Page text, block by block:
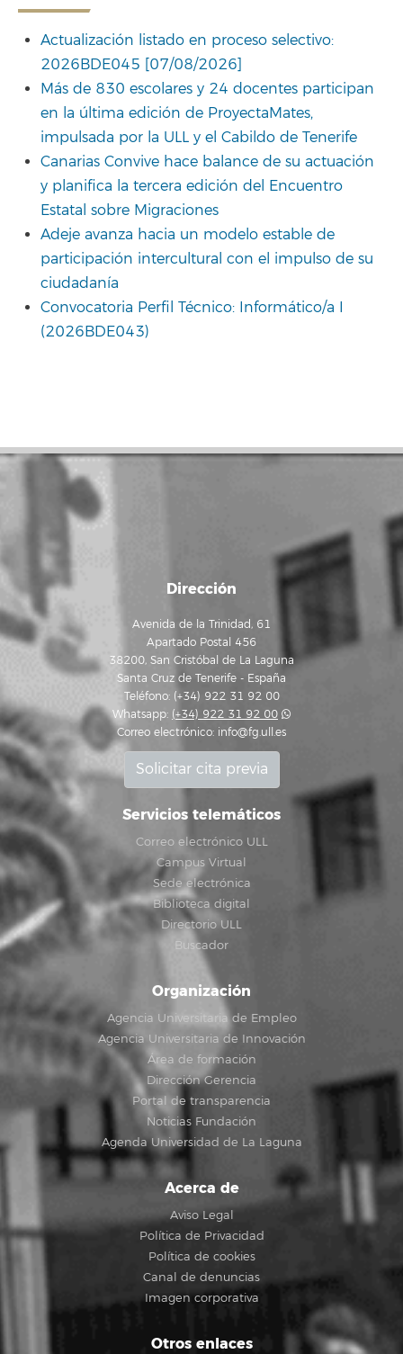
Actualización listado en proceso selectivo:
2026BDE045 [07/08/2026]
Más de 830 escolares y 24 docentes participan
en la última edición de ProyectaMates,
impulsada por la ULL y el Cabildo de Tenerife
Canarias Convive hace balance de su actuación
y planifica la tercera edición del Encuentro
Estatal sobre Migraciones
Adeje avanza hacia un modelo estable de
participación intercultural con el impulso de su
ciudadanía
Convocatoria Perfil Técnico: Informático/a I
(2026BDE043)
Dirección
Avenida de la Trinidad, 61
Apartado Postal 456
38200, San Cristóbal de La Laguna
Santa Cruz de Tenerife - España
Teléfono: (+34) 922 31 92 00
Whatsapp: (+34) 922 31 92 00
Correo electrónico: info@fg.ull.es
Solicitar cita previa
Servicios telemáticos
Correo electrónico ULL
Campus Virtual
Sede electrónica
Biblioteca digital
Directorio ULL
Buscador
Organización
Agencia Universitaria de Empleo
Agencia Universitaria de Innovación
Área de formación
Dirección Gerencia
Portal de transparencia
Noticias Fundación
Agenda Universidad de La Laguna
Acerca de
Aviso Legal
Política de Privacidad
Política de cookies
Canal de denuncias
Imagen corporativa
Otros enlaces